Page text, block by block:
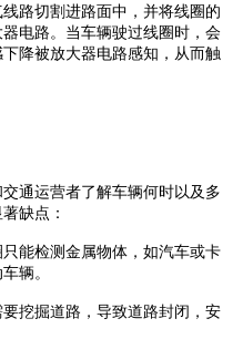
路切割进路面中，并将线圈的
电路。当车辆驶过线圈时，会
降被放大器电路感知，从而触
通运营者了解车辆何时以及多
缺点：
只能检测金属物体，如汽车或卡
辆。
要挖掘道路，导致道路封闭，安